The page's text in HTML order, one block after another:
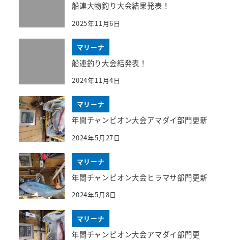
船連大物釣り大会結果発表！
2025年11月6日
マリーナ
船連釣り大会結発表！
2024年11月4日
マリーナ
年間チャンピオン大会アマダイ部門更新
2024年5月27日
マリーナ
年間チャンピオン大会ヒラマサ部門更新
2024年5月8日
マリーナ
年間チャンピオン大会アマダイ部門更